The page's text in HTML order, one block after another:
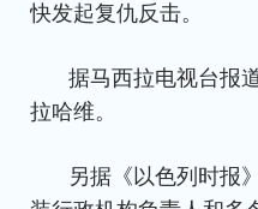
快发起复仇反击。
据马西拉电视台报
拉哈维。
另据《以色列时报